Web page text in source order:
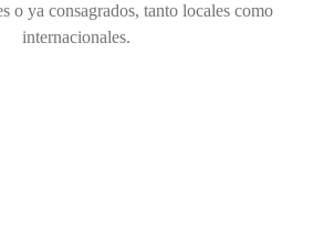
o ya consagrados, tanto locales como
internacionales.